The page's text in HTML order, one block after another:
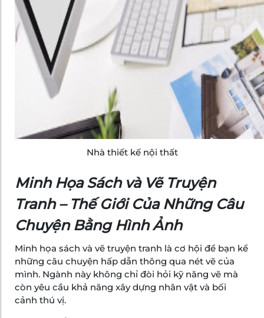
Nhà thiết kế nội thất
Minh Họa Sách và Vẽ Truyện
Tranh – Thế Giới Của Những Câu
Chuyện Bằng Hình Ảnh
Minh họa sách và vẽ truyện tranh là cơ hội để bạn kể
những câu chuyện hấp dẫn thông qua nét vẽ của
mình. Ngành này không chỉ đòi hỏi kỹ năng vẽ mà
còn yêu cầu khả năng xây dựng nhân vật và bối
cảnh thú vị.